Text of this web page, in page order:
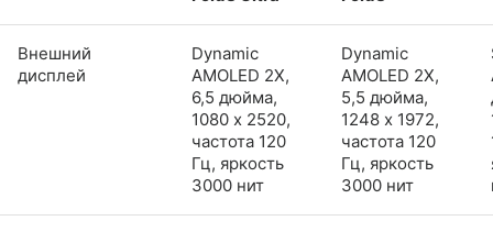
Внешний
дисплей
Dynamic
AMOLED 2X,
6,5 дюйма,
1080 x 2520,
частота 120
Гц, яркость
3000 нит
Dynamic
AMOLED 2X,
5,5 дюйма,
1248 x 1972,
частота 120
Гц, яркость
3000 нит